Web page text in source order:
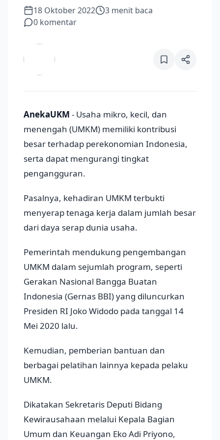
18 Oktober 2022 3 menit baca
0 komentar
AnekaUKM - Usaha mikro, kecil, dan
menengah (UMKM) memiliki kontribusi
besar terhadap perekonomian Indonesia,
serta dapat mengurangi tingkat
pengangguran.
Pasalnya, kehadiran UMKM terbukti
menyerap tenaga kerja dalam jumlah besar
dari daya serap dunia usaha.
Pemerintah mendukung pengembangan
UMKM dalam sejumlah program, seperti
Gerakan Nasional Bangga Buatan
Indonesia (Gernas BBI) yang diluncurkan
Presiden RI Joko Widodo pada tanggal 14
Mei 2020 lalu.
Kemudian, pemberian bantuan dan
berbagai pelatihan lainnya kepada pelaku
UMKM.
Dikatakan Sekretaris Deputi Bidang
Kewirausahaan melalui Kepala Bagian
Umum dan Keuangan Eko Adi Priyono,